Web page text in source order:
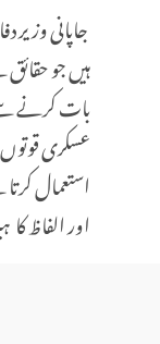
جاپانی
بات کرنے سے
عسکری
استعمال
اور الفاظ